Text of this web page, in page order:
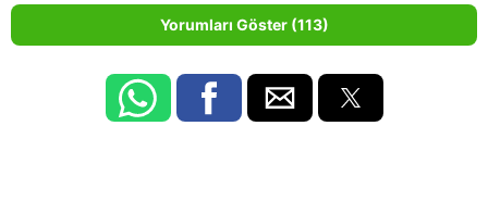
Yorumları Göster (113)